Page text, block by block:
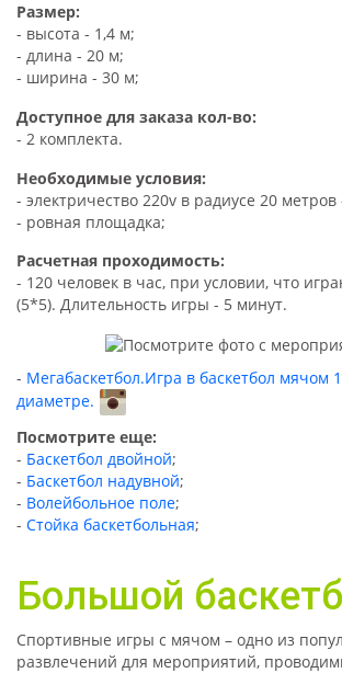
Размер:
- высота - 1,4 м;
- длина - 20 м;
- ширина - 30 м;
Доступное для заказа кол-во:
- 2 комплекта.
Необходимые условия:
- электричество 220v в радиусе 20 метров
- ровная площадка;
Расчетная проходимость:
- 120 человек в час, при условии, что
(5*5). Длительность игры - 5 минут.
Мегабаскетбол.Игра в баскетбол мячом
диаметре.
Посмотрите еще:
- Баскетбол двойной;
- Баскетбол надувной;
- Волейбольное поле;
- Стойка баскетбольная;
Большой
Спортивные игры с мячом – одно из
развлечений для мероприятий,